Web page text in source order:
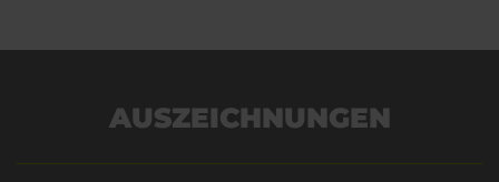
AUSZEICHNUNGEN